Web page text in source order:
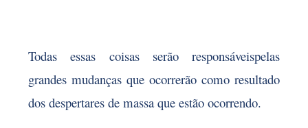
Todas essas coisas serão responsáveis​​pelas
grandes mudanças que ocorrerão como resultado
dos despertares de massa que estão ocorrendo.